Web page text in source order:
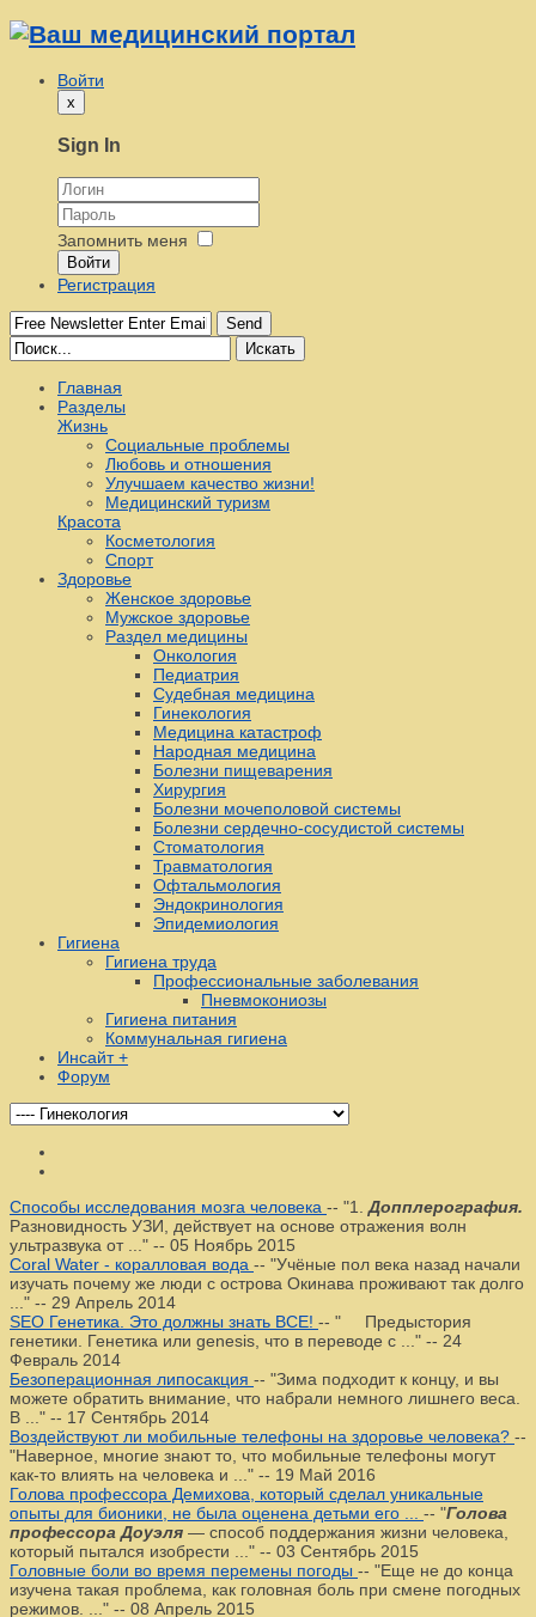
Войти
x
Sign In
Запомнить меня
Войти
Регистрация
Send
Искать
Главная
Разделы
Жизнь
Социальные проблемы
Любовь и отношения
Улучшаем качество жизни!
Медицинский туризм
Красота
Косметология
Спорт
Здоровье
Женское здоровье
Мужское здоровье
Раздел медицины
Онкология
Педиатрия
Судебная медицина
Гинекология
Медицина катастроф
Народная медицина
Болезни пищеварения
Хирургия
Болезни мочеполовой системы
Болезни сердечно-сосудистой системы
Стоматология
Травматология
Офтальмология
Эндокринология
Эпидемиология
Гигиена
Гигиена труда
Профессиональные заболевания
Пневмокониозы
Гигиена питания
Коммунальная гигиена
Инсайт +
Форум
Способы исследования мозга человека -- "1. Допплерография.
Разновидность УЗИ, действует на основе отражения волн
ультразвука от ..." -- 05 Ноябрь 2015
Coral Water - коралловая вода -- "Учёные пол века назад начали
изучать почему же люди с острова Окинава проживают так долго
..." -- 29 Апрель 2014
SEO Генетика. Это должны знать ВСЕ! -- " Предыстория
генетики. Генетика или genesis, что в переводе с ..." -- 24
Февраль 2014
Безоперационная липосакция -- "Зима подходит к концу, и вы
можете обратить внимание, что набрали немного лишнего веса.
В ..." -- 17 Сентябрь 2014
Воздействуют ли мобильные телефоны на здоровье человека? --
"Наверное, многие знают то, что мобильные телефоны могут
как-то влиять на человека и ..." -- 19 Май 2016
Голова профессора Демихова, который сделал уникальные
опыты для бионики, не была оценена детьми его ... -- "Голова
профессора Доуэля — способ поддержания жизни человека,
который пытался изобрести ..." -- 03 Сентябрь 2015
Головные боли во время перемены погоды -- "Еще не до конца
изучена такая проблема, как головная боль при смене погодных
режимов. ..." -- 08 Апрель 2015